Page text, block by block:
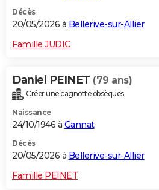
Décès
20/05/2026 à Bellerive-sur-Allier
Famille JUDIC
Daniel PEINET (79 ans)
Créer une cagnotte obsèques
Naissance
24/10/1946 à Gannat
Décès
20/05/2026 à Bellerive-sur-Allier
Famille PEINET